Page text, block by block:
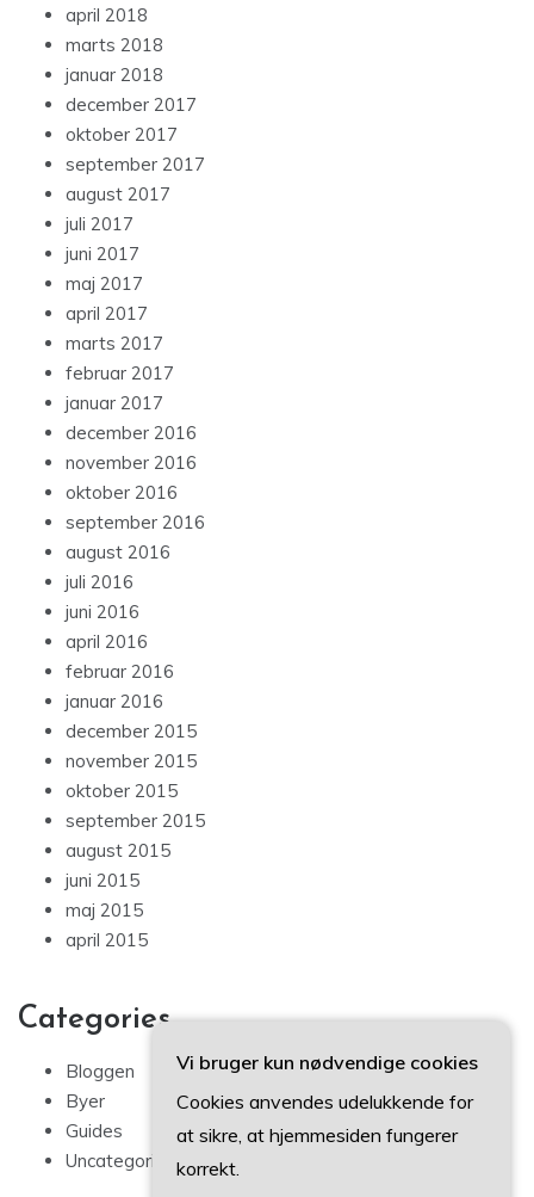
april 2018
marts 2018
januar 2018
december 2017
oktober 2017
september 2017
august 2017
juli 2017
juni 2017
maj 2017
april 2017
marts 2017
februar 2017
januar 2017
december 2016
november 2016
oktober 2016
september 2016
august 2016
juli 2016
juni 2016
april 2016
februar 2016
januar 2016
december 2015
november 2015
oktober 2015
september 2015
august 2015
juni 2015
maj 2015
april 2015
Categories
Bloggen
Byer
Guides
Uncategorized
Vi bruger kun nødvendige cookies
Cookies anvendes udelukkende for
at sikre, at hjemmesiden fungerer
korrekt.